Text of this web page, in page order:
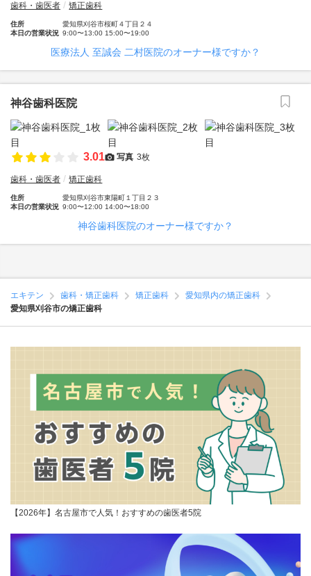
歯科・歯医者 矯正歯科
住所
愛知県刈谷市桜町４丁目２４
本日の営業状況 9:00〜13:00 15:00〜19:00
医療法人 至誠会 二村医院のオーナー様ですか？
神谷歯科医院
3.01 写真 3枚
歯科・歯医者 矯正歯科
住所
愛知県刈谷市東陽町１丁目２３
本日の営業状況 9:00〜12:00 14:00〜18:00
神谷歯科医院のオーナー様ですか？
エキテン 歯科・矯正歯科 矯正歯科
愛知県内の矯正歯科
愛知県刈谷市の矯正歯科
【2026年】名古屋市で人気！おすすめの歯医者5院